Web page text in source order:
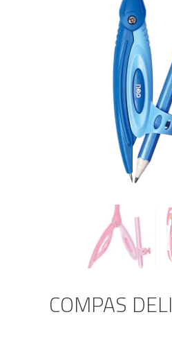
بركار ديلي بيونر COMPAS DELI